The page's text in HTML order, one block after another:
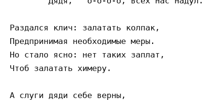
Раздался клич: залатать колпак,
Предпринимая необходимые меры.
Но стало ясно: нет таких заплат,
Чтоб залатать химеру.
А слуги дяди себе верны,